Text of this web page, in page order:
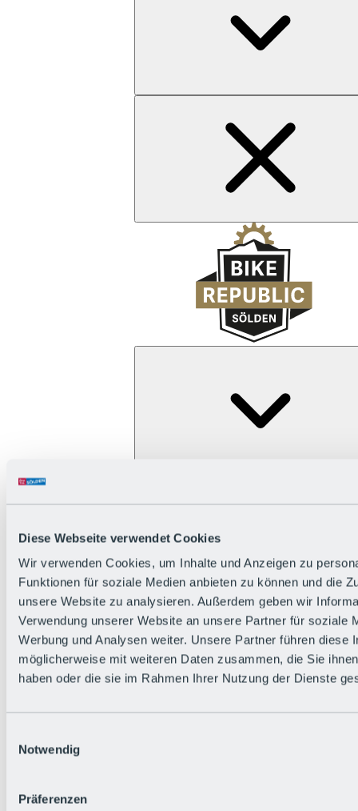
Diese Webseite verwendet Cookies
Wir verwenden Cookies, um Inhalte und Anzeigen zu
Funktionen für soziale Medien anbieten zu können und die
unsere Website zu analysieren. Außerdem geben wir
Verwendung unserer Website an unsere Partner für soziale
Werbung und Analysen weiter. Unsere Partner führen diese
möglicherweise mit weiteren Daten zusammen, die Sie
haben oder die sie im Rahmen Ihrer Nutzung der Dienste
Notwendig
Präferenzen
Facts
FAQs
Bikepark-Partnerschaften
Nachhaltigkeit in der BRS
Bikepark & Tickets